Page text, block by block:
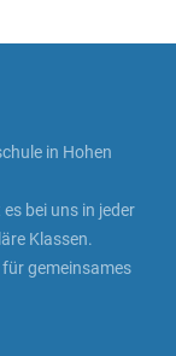
in Hohen
bei uns in jeder
Klassen.
gemeinsames